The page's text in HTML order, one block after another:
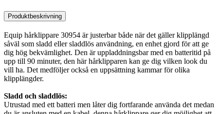
Produktbeskrivning
Equip hårklippare 30954 är justerbar både när det gäller klipplängd
såväl som sladd eller sladdlös användning, en enhet gjord för att ge
dig hög bekvämlighet. Den är uppladdningsbar med en batteritid på
upp till 90 minuter, den här hårklipparen kan ge dig vilken look du
vill ha. Det medföljer också en uppsättning kammar för olika
klipplängder.
Sladd och sladdlös:
Utrustad med ett batteri men låter dig fortfarande använda det medan